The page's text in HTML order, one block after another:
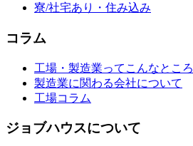
寮/社宅あり・住み込み
コラム
工場・製造業ってこんなところ
製造業に関わる会社について
工場コラム
ジョブハウスについて